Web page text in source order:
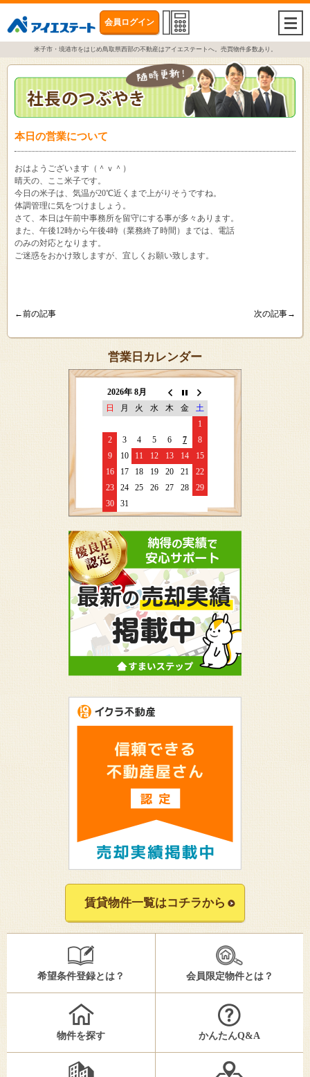
会員ログイン
米子市・境港市をはじめ鳥取県西部の不動産はアイエステートへ。売買物件多数あり。
本日の営業について
おはようございます（＾ｖ＾）
晴天の、ここ米子です。
今日の米子は、気温が20℃近くまで上がりそうですね。
体調管理に気をつけましょう。
さて、本日は午前中事務所を留守にする事が多々あります。
また、午後12時から午後4時（業務終了時間）までは、電話
のみの対応となります。
ご迷惑をおかけ致しますが、宜しくお願い致します。
←前の記事 次の記事→
営業日カレンダー
2026年 8月
日
月 火 水 木 金
土
1
2
3 4 5 6 7
8
9
10 11 12 13 14
15
16
17 18 19 20 21
22
23
24 25 26 27 28
29
30
31
賃貸物件一覧はコチラから
希望条件登録とは？ 会員限定物件とは？
物件を探す かんたんQ&A